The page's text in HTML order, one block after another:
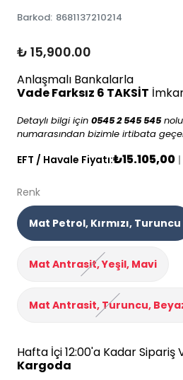
Barkod: 8681137210214
₺ 15,900.00
Anlaşmalı Bankalarla
Vade Farksız 6 TAKSİT
Detaylı bilgi için 0545 2 545 545
numarasından bizimle irtibata
EFT / Havale Fiyatı:₺15.105,00 |
Renk
Mat Petrol, Kırmızı, Turuncu
Mat Antrasit, Yeşil, Mavi
Mat Antrasit, Turuncu,
Hafta İçi 12:00'a Kadar Sipariş
Kargoda